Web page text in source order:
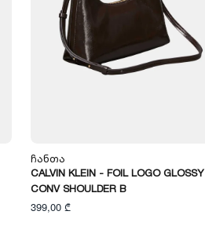
Ჩანთა
CALVIN KLEIN - FOIL LOGO GLOSSY
CONV SHOULDER B
399,00 ₾